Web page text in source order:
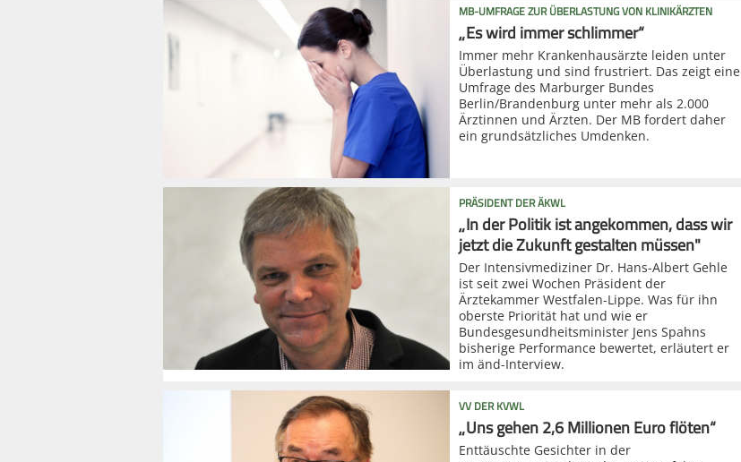
MB-UMFRAGE ZUR ÜBERLASTUNG VON KLINIKÄRZTEN
„Es wird immer schlimmer“
Immer mehr Krankenhausärzte leiden unter
Überlastung und sind frustriert. Das zeigt eine
Umfrage des Marburger Bundes
Berlin/Brandenburg unter mehr als 2.000
Ärztinnen und Ärzten. Der MB fordert daher
ein grundsätzliches Umdenken.
PRÄSIDENT DER ÄKWL
„In der Politik ist angekommen, dass wir
jetzt die Zukunft gestalten müssen"
Der Intensivmediziner Dr. Hans-Albert Gehle
ist seit zwei Wochen Präsident der
Ärztekammer Westfalen-Lippe. Was für ihn
oberste Priorität hat und wie er
Bundesgesundheitsminister Jens Spahns
bisherige Performance bewertet, erläutert er
im änd-Interview.
VV DER KVWL
„Uns gehen 2,6 Millionen Euro flöten“
Enttäuschte Gesichter in der